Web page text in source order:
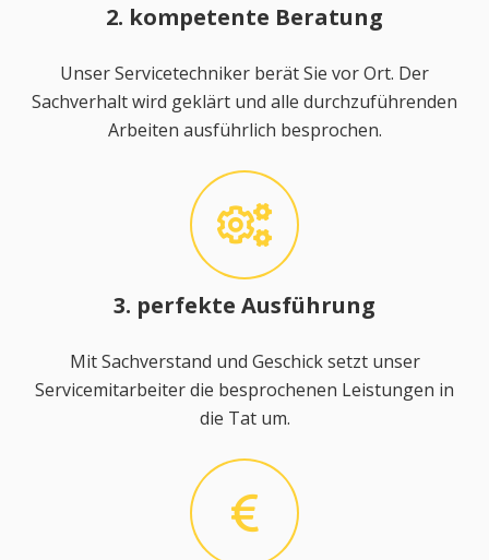
2. kompetente Beratung
Unser Servicetechniker berät Sie vor Ort. Der
Sachverhalt wird geklärt und alle durchzuführenden
Arbeiten ausführlich besprochen.
3. perfekte Ausführung
Mit Sachverstand und Geschick setzt unser
Servicemitarbeiter die besprochenen Leistungen in
die Tat um.